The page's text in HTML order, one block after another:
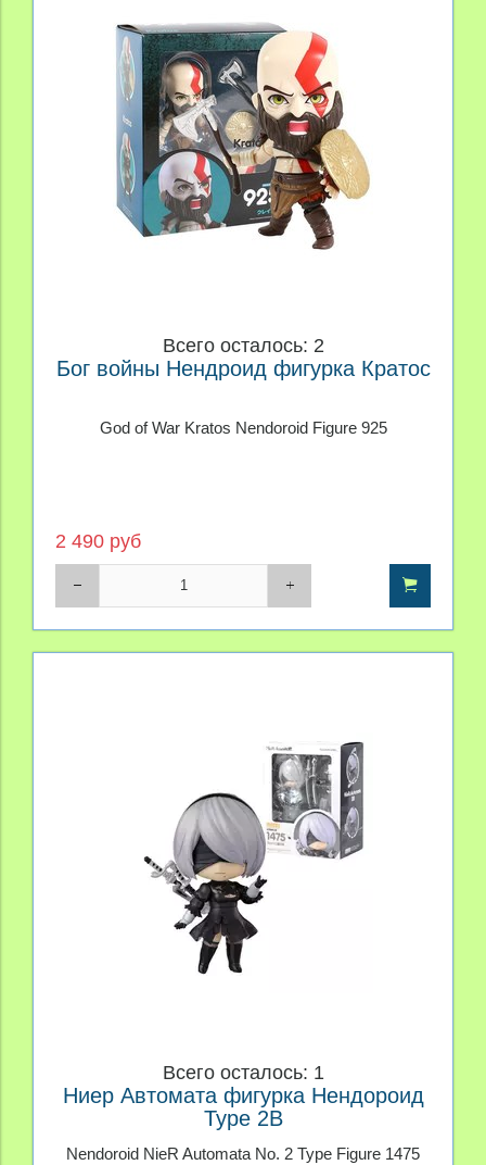
Всего осталось: 2
Бог войны Нендроид фигурка Кратос
God of War Kratos Nendoroid Figure 925
2 490 руб
Всего осталось: 1
Ниер Автомата фигурка Нендороид
Type 2B
Nendoroid NieR Automata No. 2 Type Figure 1475